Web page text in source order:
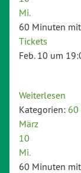
Mi.
60 Minuten
Tickets
Feb. 10 um
Weiterlesen
Kategorien: 60
März
10
Mi.
60 Minuten